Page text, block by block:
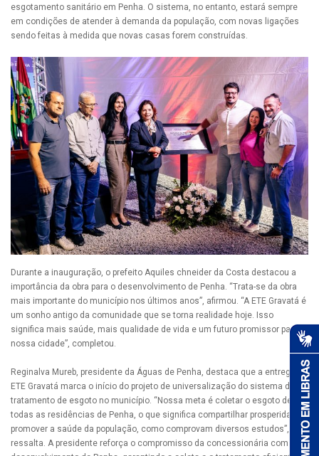
esgotamento sanitário em Penha. O sistema, no entanto, estará sempre
em condições de atender à demanda da população, com novas ligações
sendo feitas à medida que novas casas forem construídas.
Durante a inauguração, o prefeito Aquiles chneider da Costa destacou a
importância da obra para o desenvolvimento de Penha. “Trata-se da obra
mais importante do município nos últimos anos”, afirmou. “A ETE Gravatá é
um sonho antigo da comunidade que se torna realidade hoje. Isso
significa mais saúde, mais qualidade de vida e um futuro promissor para a
nossa cidade”, completou.
Reginalva Mureb, presidente da Águas de Penha, destaca que a entrega da
ETE Gravatá marca o início do projeto de universalização do sistema de
tratamento de esgoto no município. “Nossa meta é coletar o esgoto de
todas as residências de Penha, o que significa compartilhar prosperidade e
promover a saúde da população, como comprovam diversos estudos”,
ressalta. A presidente reforça o compromisso da concessionária com o